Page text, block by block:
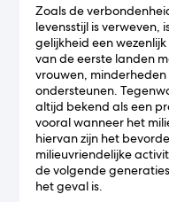
Zoals de
levensstijl is verweven,
gelijkheid een
van de eerste landen
vrouwen,
ondersteunen.
altijd bekend als een
vooral wanneer het
hiervan zijn het
milieuvriendelijke
de volgende
het geval is.